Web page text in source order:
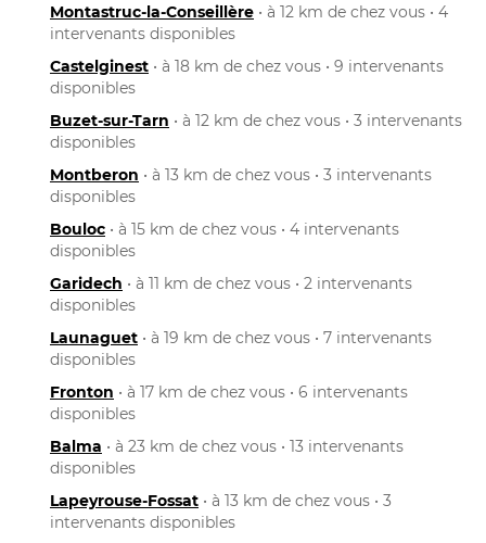
Montastruc-la-Conseillère • à 12 km de chez vous • 4
intervenants disponibles
Castelginest • à 18 km de chez vous • 9 intervenants
disponibles
Buzet-sur-Tarn • à 12 km de chez vous • 3 intervenants
disponibles
Montberon • à 13 km de chez vous • 3 intervenants
disponibles
Bouloc • à 15 km de chez vous • 4 intervenants
disponibles
Garidech • à 11 km de chez vous • 2 intervenants
disponibles
Launaguet • à 19 km de chez vous • 7 intervenants
disponibles
Fronton • à 17 km de chez vous • 6 intervenants
disponibles
Balma • à 23 km de chez vous • 13 intervenants
disponibles
Lapeyrouse-Fossat • à 13 km de chez vous • 3
intervenants disponibles